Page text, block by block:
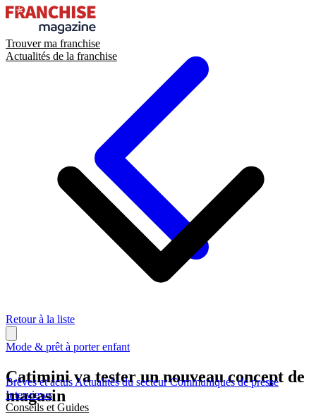
Trouver ma franchise
Actualités de la franchise
Brèves et actus Actualités du secteurCommuniqués de presse
Interviews
Conseils et Guides
Retour à la liste
Mode & prêt à porter enfant
Catimini va tester un nouveau concept de
magasin